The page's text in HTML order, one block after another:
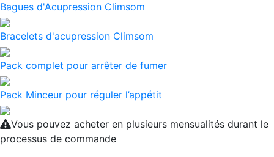
Bagues d'Acupression Climsom
Bracelets d'acupression Climsom
Pack complet pour arrêter de fumer
Pack Minceur pour réguler l’appétit
Vous pouvez acheter en plusieurs mensualités durant le
processus de commande